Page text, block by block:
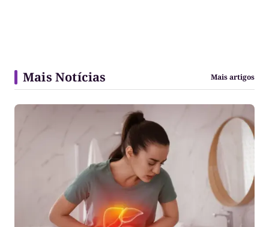
Mais Notícias Mais artigos